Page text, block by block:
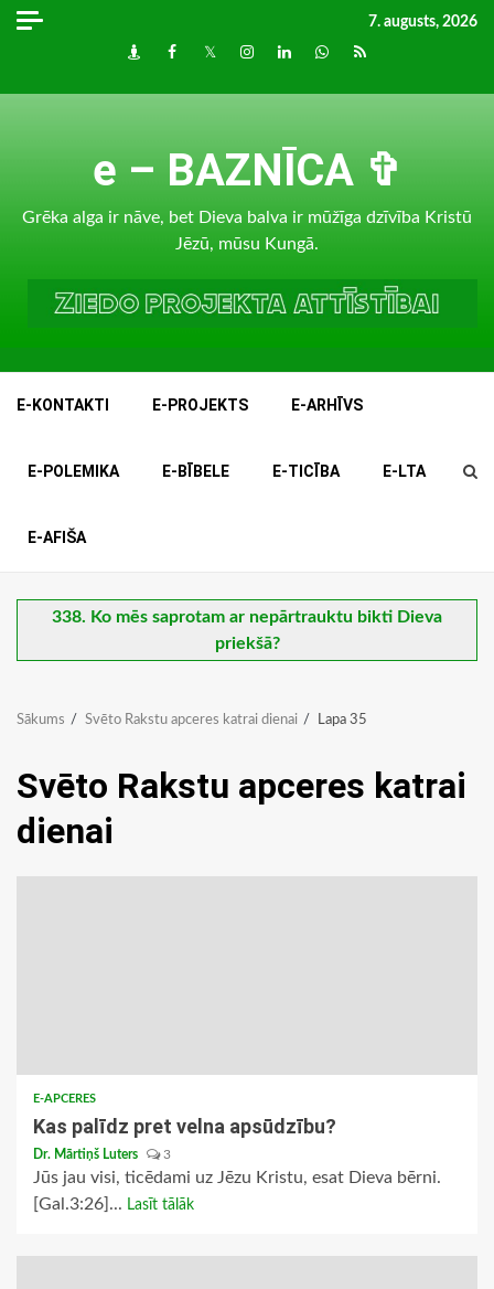
Skip
7. augusts, 2026
DraugiemFacebook
TwitterInstagram
LinkedInwhatsapp
RSS
e – BAZNĪCA ✞
Grēka alga ir nāve, bet Dieva balva ir mūžīga dzīvība Kristū
Jēzū, mūsu Kungā.
E-KONTAKTI E-PROJEKTS E-ARHĪVS
E-POLEMIKA E-BĪBELE E-TICĪBA E-LTA
E-AFIŠA
338. Ko mēs saprotam ar nepārtrauktu bikti Dieva
priekšā?
Sākums Svēto Rakstu apceres katrai dienai Lapa 35
Svēto Rakstu apceres katrai
dienai
E-APCERES
Kas palīdz pret velna apsūdzību?
Dr. Mārtiņš Luters 3
Jūs jau visi, ticēdami uz Jēzu Kristu, esat Dieva bērni.
[Gal.3:26]... Lasīt tālāk